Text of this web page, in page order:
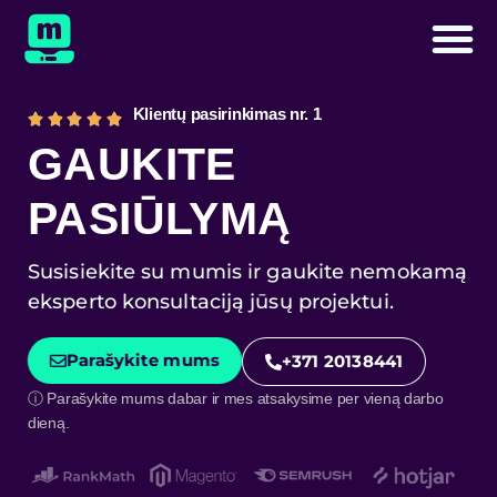
Klientų pasirinkimas nr. 1
GAUKITE
PASIŪLYMĄ
Susisiekite su mumis ir gaukite nemokamą
eksperto konsultaciją jūsų projektui.
Parašykite mums +371 20138441
ⓘ Parašykite mums dabar ir mes atsakysime per vieną darbo
dieną.